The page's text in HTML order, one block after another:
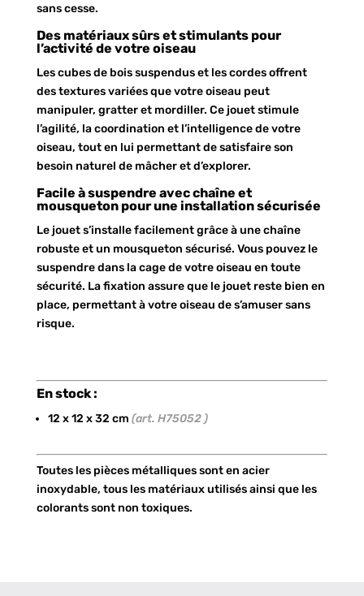
sans cesse.
Des matériaux sûrs et stimulants pour
l’activité de votre oiseau
Les cubes de bois suspendus et les cordes offrent
des textures variées que votre oiseau peut
manipuler, gratter et mordiller. Ce jouet stimule
l’agilité, la coordination et l’intelligence de votre
oiseau, tout en lui permettant de satisfaire son
besoin naturel de mâcher et d’explorer.
Facile à suspendre avec chaîne et
mousqueton pour une installation sécurisée
Le jouet s’installe facilement grâce à une chaîne
robuste et un mousqueton sécurisé. Vous pouvez le
suspendre dans la cage de votre oiseau en toute
sécurité. La fixation assure que le jouet reste bien en
place, permettant à votre oiseau de s’amuser sans
risque.
En stock :
12 x 12 x 32 cm (art. H75052 )
Toutes les pièces métalliques sont en acier
inoxydable, tous les matériaux utilisés ainsi que les
colorants sont non toxiques.